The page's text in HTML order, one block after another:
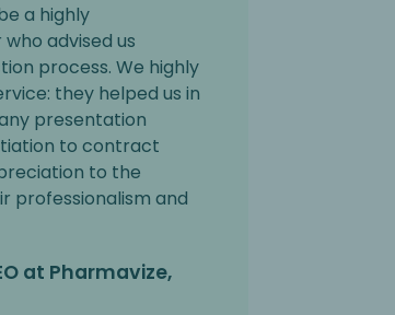
a highly
advised us
process. We highly
they helped us in
presentation
to contract
to the
professionalism and
at Pharmavize,